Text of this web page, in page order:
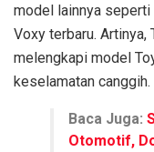
model lainnya seperti
Voxy terbaru.
melengkapi model
keselamatan canggih.
Baca Juga:
Otomotif,